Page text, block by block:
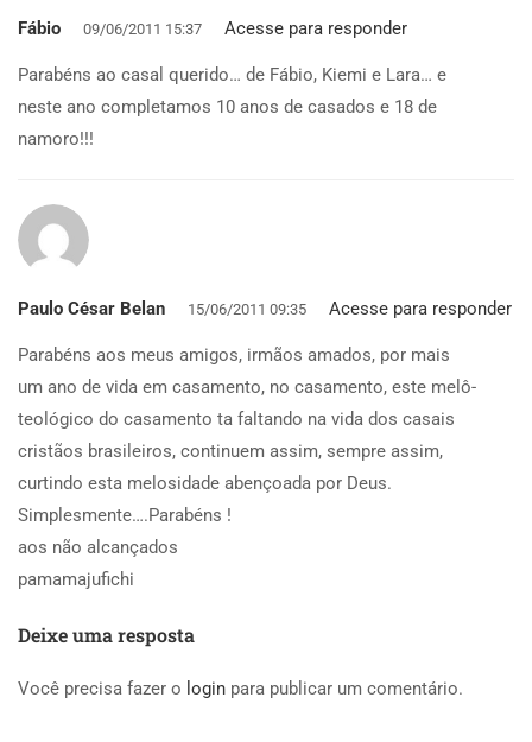
Fábio 09/06/2011 15:37 Acesse para responder
Parabéns ao casal querido… de Fábio, Kiemi e Lara… e
neste ano completamos 10 anos de casados e 18 de
namoro!!!
Paulo César Belan 15/06/2011 09:35 Acesse para responder
Parabéns aos meus amigos, irmãos amados, por mais
um ano de vida em casamento, no casamento, este melô-
teológico do casamento ta faltando na vida dos casais
cristãos brasileiros, continuem assim, sempre assim,
curtindo esta melosidade abençoada por Deus.
Simplesmente….Parabéns !
aos não alcançados
pamamajufichi
Deixe uma resposta
Você precisa fazer o login para publicar um comentário.